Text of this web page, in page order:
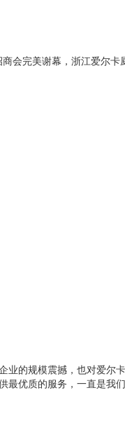
商会完美谢幕，浙江爱尔
的规模震撼，也对爱尔卡
优质的服务，一直是我们